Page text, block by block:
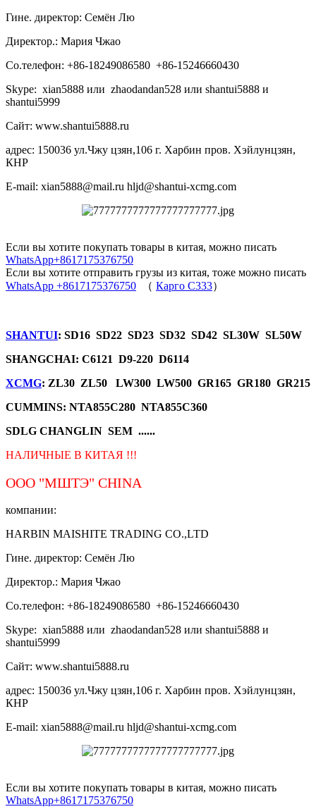
Гине. директор: Семён Лю
Директор.: Мария Чжао
Со.телефон: +86-18249086580 +86-15246660430
Skype: xian5888 или zhaodandan528 или shantui5888 и
shantui5999
Сайт: www.shantui5888.ru
адрес: 150036 ул.Чжу цзян,106 г. Харбин пров. Хэйлунцзян,
КНР
E-mail: xian5888@mail.ru hljd@shantui-xcmg.com
Если вы хотите покупать товары в китая, можно писать
WhatsApp+8617175376750
Если вы хотите отправить грузы из китая, тоже можно писать
WhatsApp +8617175376750 （ Карго C333）
SHANTUI: SD16 SD22 SD23 SD32 SD42 SL30W SL50W
SHANGCHAI: C6121 D9-220 D6114
XCMG: ZL30 ZL50 LW300 LW500 GR165 GR180 GR215
CUMMINS: NTA855C280 NTA855C360
SDLG CHANGLIN SEM ......
НАЛИЧНЫЕ В КИТАЯ !!!
ООО "МШТЭ" CHINA
компании:
HARBIN MAISHITE TRADING CO.,LTD
Гине. директор: Семён Лю
Директор.: Мария Чжао
Со.телефон: +86-18249086580 +86-15246660430
Skype: xian5888 или zhaodandan528 или shantui5888 и
shantui5999
Сайт: www.shantui5888.ru
адрес: 150036 ул.Чжу цзян,106 г. Харбин пров. Хэйлунцзян,
КНР
E-mail: xian5888@mail.ru hljd@shantui-xcmg.com
Если вы хотите покупать товары в китая, можно писать
WhatsApp+8617175376750